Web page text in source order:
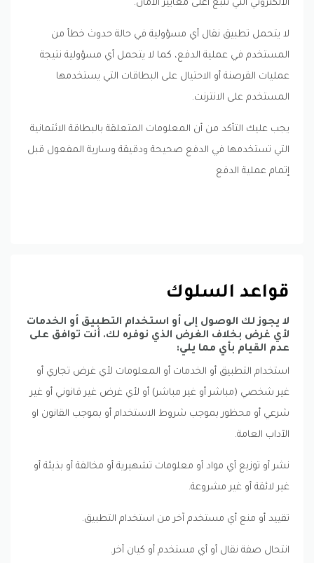
الالكتروني التي تتبع أعلى معايير الأمان.
لا يتحمل تطبيق نقال أي مسؤولية في حالة حدوث خطأ من
المستخدم في عملية الدفع، كما لا يتحمل أي مسؤولية نتيجة
عمليات القرصنة أو الاحتيال على البطاقات التي يستخدمها
المستخدم على الانترنت.
يجب عليك التأكد من أن المعلومات المتعلقة بالبطاقة الائتمانية
التي تستخدمها في الدفع صحيحة ودقيقة وسارية المفعول قبل
إتمام عملية الدفع
قواعد السلوك
لا يجوز لك الوصول إلى أو استخدام التطبيق أو الخدمات
لأي غرض بخلاف الغرض الذي نوفره لك. أنت توافق على
عدم القيام بأي مما يلي:
استخدام التطبيق أو الخدمات أو المعلومات لأي غرض تجاري أو
غير شخصي (مباشر أو غير مباشر) أو لأي غرض غير قانوني أو غير
شرعي أو محظور بموجب شروط الاستخدام أو بموجب القانون او
الآداب العامة.
نشر أو توزيع أي مواد أو معلومات تشهيرية أو مخالفة أو بذيئة أو
غير لائقة أو غير مشروعة.
تقييد أو منع أي مستخدم آخر من استخدام التطبيق.
انتحال صفة نقال أو أي مستخدم أو كيان آخر.